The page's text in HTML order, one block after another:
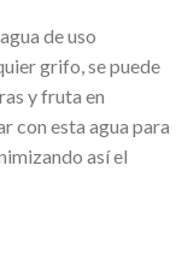
de uso
grifo, se puede
y fruta en
con esta agua para
así el